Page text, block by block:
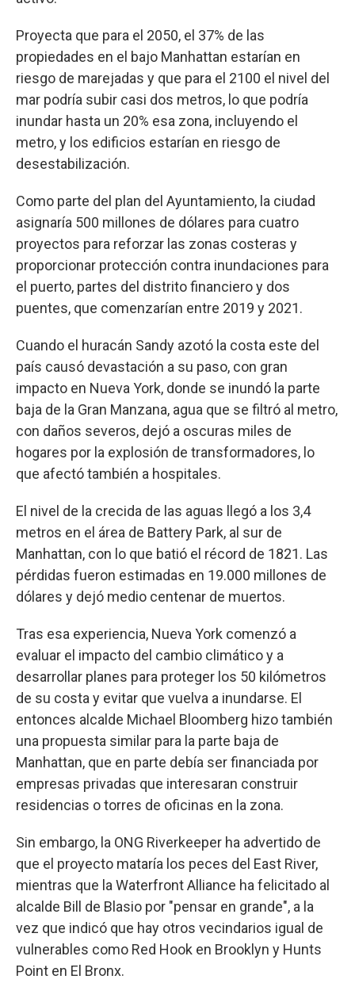
Proyecta que para el 2050, el 37% de las
propiedades en el bajo Manhattan estarían en
riesgo de marejadas y que para el 2100 el nivel del
mar podría subir casi dos metros, lo que podría
inundar hasta un 20% esa zona, incluyendo el
metro, y los edificios estarían en riesgo de
desestabilización.
Como parte del plan del Ayuntamiento, la ciudad
asignaría 500 millones de dólares para cuatro
proyectos para reforzar las zonas costeras y
proporcionar protección contra inundaciones para
el puerto, partes del distrito financiero y dos
puentes, que comenzarían entre 2019 y 2021.
Cuando el huracán Sandy azotó la costa este del
país causó devastación a su paso, con gran
impacto en Nueva York, donde se inundó la parte
baja de la Gran Manzana, agua que se filtró al metro,
con daños severos, dejó a oscuras miles de
hogares por la explosión de transformadores, lo
que afectó también a hospitales.
El nivel de la crecida de las aguas llegó a los 3,4
metros en el área de Battery Park, al sur de
Manhattan, con lo que batió el récord de 1821. Las
pérdidas fueron estimadas en 19.000 millones de
dólares y dejó medio centenar de muertos.
Tras esa experiencia, Nueva York comenzó a
evaluar el impacto del cambio climático y a
desarrollar planes para proteger los 50 kilómetros
de su costa y evitar que vuelva a inundarse. El
entonces alcalde Michael Bloomberg hizo también
una propuesta similar para la parte baja de
Manhattan, que en parte debía ser financiada por
empresas privadas que interesaran construir
residencias o torres de oficinas en la zona.
Sin embargo, la ONG Riverkeeper ha advertido de
que el proyecto mataría los peces del East River,
mientras que la Waterfront Alliance ha felicitado al
alcalde Bill de Blasio por "pensar en grande", a la
vez que indicó que hay otros vecindarios igual de
vulnerables como Red Hook en Brooklyn y Hunts
Point en El Bronx.